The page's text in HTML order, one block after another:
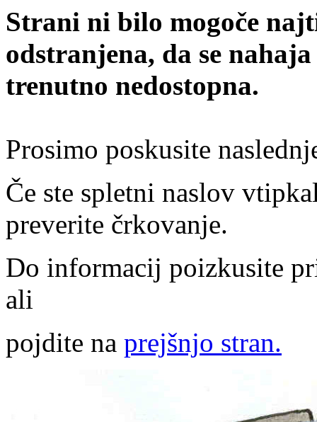
Strani ni bilo mogoče
odstranjena, da se
trenutno nedostopna.
Prosimo poskusite
Če ste spletni naslov
preverite črkovanje.
Do informacij poizkusite
ali
pojdite na prejšnjo stran.